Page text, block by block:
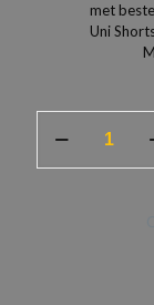
met
Uni
Shirt